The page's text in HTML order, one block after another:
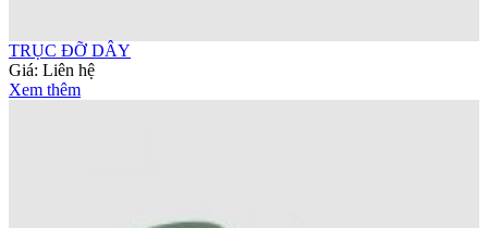
TRỤC ĐỠ DÂY
Giá: Liên hệ
Xem thêm